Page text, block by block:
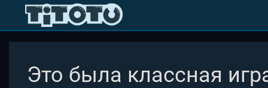
Это была классная